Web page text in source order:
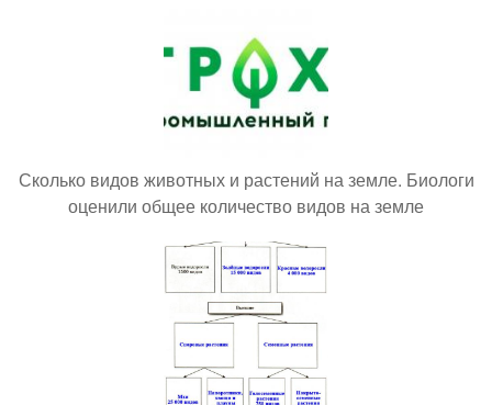
Сколько видов животных и растений на земле. Биологи
оценили общее количество видов на земле